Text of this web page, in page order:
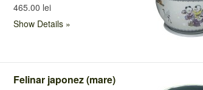
465.00 lei
Show Details
Felinar japonez (mare)